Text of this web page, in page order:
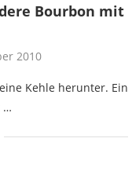
Bourbon mit
2010
Kehle herunter. Ein
…